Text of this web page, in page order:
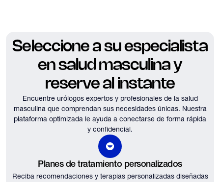
Seleccione a su especialista
en salud masculina y
reserve al instante
Encuentre urólogos expertos y profesionales de la salud
masculina que comprendan sus necesidades únicas. Nuestra
plataforma optimizada le ayuda a conectarse de forma rápida
y confidencial.
Planes de tratamiento personalizados
Reciba recomendaciones y terapias personalizadas diseñadas